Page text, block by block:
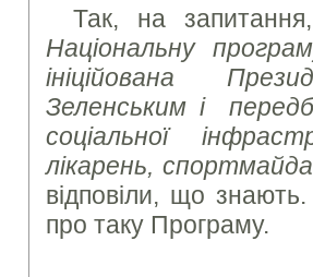
Так, на
Національну
ініційована
Зеленським і
соціальної
лікарень,
відповіли, що
про таку Програму.